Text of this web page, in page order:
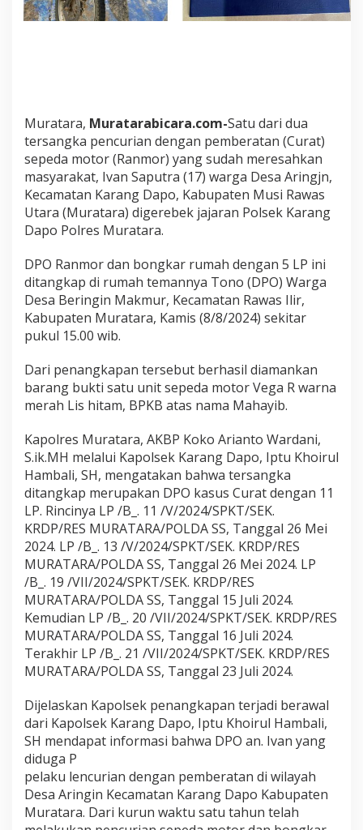
n
a
k
a
t
D
i
g
b
e
k
P
e
k
K
a
n
g
D
a
p
o
P
o
e
s
M
u
r
a
a
r
a
Muratara, Muratarabicara.com-Satu dari dua
tersangka pencurian dengan pemberatan (Curat)
sepeda motor (Ranmor) yang sudah meresahkan
masyarakat, Ivan Saputra (17) warga Desa Aringjn,
Kecamatan Karang Dapo, Kabupaten Musi Rawas
Utara (Muratara) digerebek jajaran Polsek Karang
Dapo Polres Muratara.
DPO Ranmor dan bongkar rumah dengan 5 LP ini
ditangkap di rumah temannya Tono (DPO) Warga
Desa Beringin Makmur, Kecamatan Rawas Ilir,
Kabupaten Muratara, Kamis (8/8/2024) sekitar
pukul 15.00 wib.
Dari penangkapan tersebut berhasil diamankan
barang bukti satu unit sepeda motor Vega R warna
merah Lis hitam, BPKB atas nama Mahayib.
Kapolres Muratara, AKBP Koko Arianto Wardani,
S.ik.MH melalui Kapolsek Karang Dapo, Iptu Khoirul
Hambali, SH, mengatakan bahwa tersangka
ditangkap merupakan DPO kasus Curat dengan 11
LP. Rincinya LP /B_. 11 /V/2024/SPKT/SEK.
KRDP/RES MURATARA/POLDA SS, Tanggal 26 Mei
2024. LP /B_. 13 /V/2024/SPKT/SEK. KRDP/RES
MURATARA/POLDA SS, Tanggal 26 Mei 2024. LP
/B_. 19 /VII/2024/SPKT/SEK. KRDP/RES
MURATARA/POLDA SS, Tanggal 15 Juli 2024.
Kemudian LP /B_. 20 /VII/2024/SPKT/SEK. KRDP/RES
MURATARA/POLDA SS, Tanggal 16 Juli 2024.
Terakhir LP /B_. 21 /VII/2024/SPKT/SEK. KRDP/RES
MURATARA/POLDA SS, Tanggal 23 Juli 2024.
Dijelaskan Kapolsek penangkapan terjadi berawal
dari Kapolsek Karang Dapo, Iptu Khoirul Hambali,
SH mendapat informasi bahwa DPO an. Ivan yang
diduga P
pelaku lencurian dengan pemberatan di wilayah
Desa Aringin Kecamatan Karang Dapo Kabupaten
Muratara. Dari kurun waktu satu tahun telah